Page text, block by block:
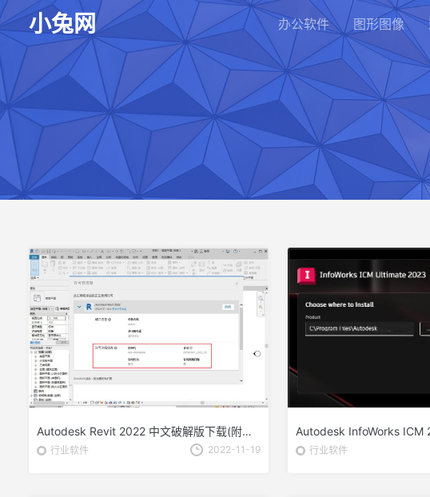
小兔网 办公软件 图形图像
Autodesk Revit 2022 中文破解版下载(附安装教程)
行业软件 2022-11-19 行业软件